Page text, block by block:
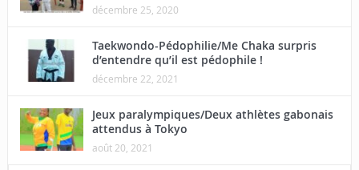
décembre 25, 2020
Taekwondo-Pédophilie/Me Chaka surpris
d’entendre qu’il est pédophile !
décembre 22, 2021
Jeux paralympiques/Deux athlètes gabonais
attendus à Tokyo
août 20, 2021